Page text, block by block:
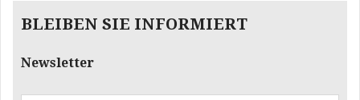
BLEIBEN SIE INFORMIERT
Newsletter